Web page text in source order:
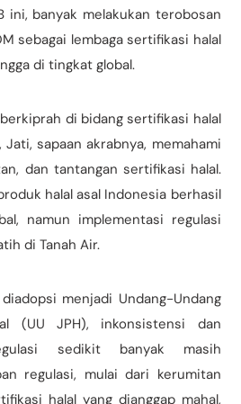
ini, banyak melakukan terobosan
sebagai lembaga sertifikasi halal
di tingkat global.
di bidang sertifikasi halal
sapaan akrabnya, memahami
dan tantangan sertifikasi halal.
halal asal Indonesia berhasil
namun implementasi regulasi
di Tanah Air.
menjadi Undang-Undang
(UU JPH), inkonsistensi dan
sedikit banyak masih
regulasi, mulai dari kerumitan
halal yang dianggap mahal,